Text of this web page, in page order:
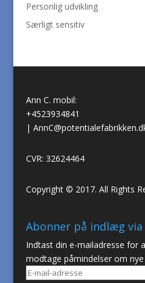
Personlig udvikling
Særligt sensitiv
Ann C. mobil:
+4523934841
|
CVR: 32624464
Copyright © 2017. All Rights
Abonner på indlæg via
Indtast din e-mailadresse for
modtage påmindelser om
E-